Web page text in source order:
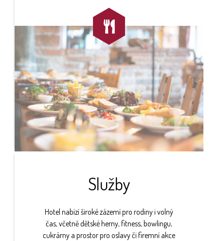

Služby
Hotel nabízí široké zázemí pro rodiny i volný
čas, včetně dětské herny, fitness, bowlingu,
cukrárny a prostor pro oslavy či firemní akce